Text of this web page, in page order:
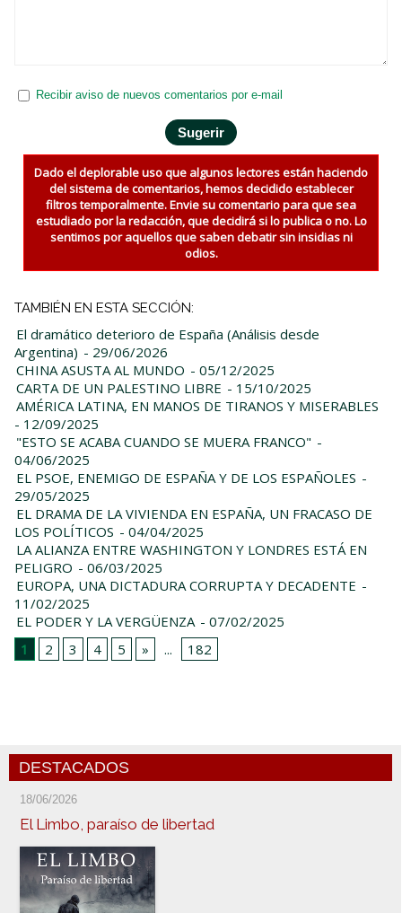
Recibir aviso de nuevos comentarios por e-mail
Dado el deplorable uso que algunos lectores están haciendo
del sistema de comentarios, hemos decidido establecer
filtros temporalmente. Envie su comentario para que sea
estudiado por la redacción, que decidirá si lo publica o no. Lo
sentimos por aquellos que saben debatir sin insidias ni
odios.
TAMBIÉN EN ESTA SECCIÓN:
El dramático deterioro de España (Análisis desde
Argentina) - 29/06/2026
CHINA ASUSTA AL MUNDO - 05/12/2025
CARTA DE UN PALESTINO LIBRE - 15/10/2025
AMÉRICA LATINA, EN MANOS DE TIRANOS Y MISERABLES
- 12/09/2025
"ESTO SE ACABA CUANDO SE MUERA FRANCO" -
04/06/2025
EL PSOE, ENEMIGO DE ESPAÑA Y DE LOS ESPAÑOLES -
29/05/2025
EL DRAMA DE LA VIVIENDA EN ESPAÑA, UN FRACASO DE
LOS POLÍTICOS - 04/04/2025
LA ALIANZA ENTRE WASHINGTON Y LONDRES ESTÁ EN
PELIGRO - 06/03/2025
EUROPA, UNA DICTADURA CORRUPTA Y DECADENTE -
11/02/2025
EL PODER Y LA VERGÜENZA - 07/02/2025
1
2 3 4 5 » ... 182
DESTACADOS
18/06/2026
El Limbo, paraíso de libertad